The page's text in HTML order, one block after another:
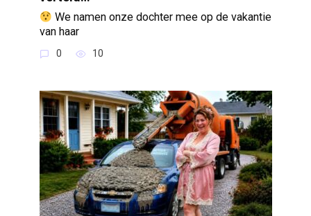
We namen onze dochter mee op de vakantie
van haar
0 10